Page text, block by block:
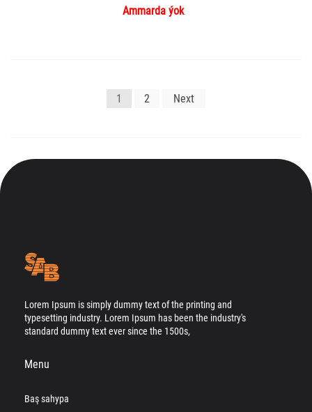
Ammarda ýok
1 2 Next
Lorem Ipsum is simply dummy text of the printing and
typesetting industry. Lorem Ipsum has been the industry's
standard dummy text ever since the 1500s,
Menu
Baş sahypa